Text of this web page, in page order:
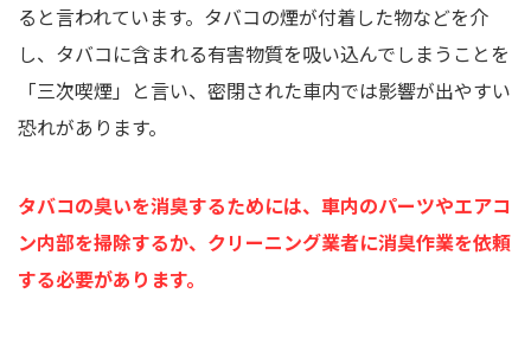
ると言われています。タバコの煙が付着した物などを介
し、タバコに含まれる有害物質を吸い込んでしまうことを
「三次喫煙」と言い、密閉された車内では影響が出やすい
恐れがあります。
タバコの臭いを消臭するためには、車内のパーツやエアコ
ン内部を掃除するか、クリーニング業者に消臭作業を依頼
する必要があります。